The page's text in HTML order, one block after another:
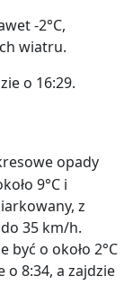
-2°C,
wiatru.
o 16:29.
opady
9°C i
z
35 km/h.
o około 2°C
o 8:34, a zajdzie